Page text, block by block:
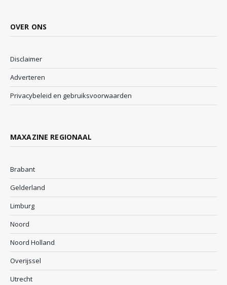
OVER ONS
Disclaimer
Adverteren
Privacybeleid en gebruiksvoorwaarden
MAXAZINE REGIONAAL
Brabant
Gelderland
Limburg
Noord
Noord Holland
Overijssel
Utrecht